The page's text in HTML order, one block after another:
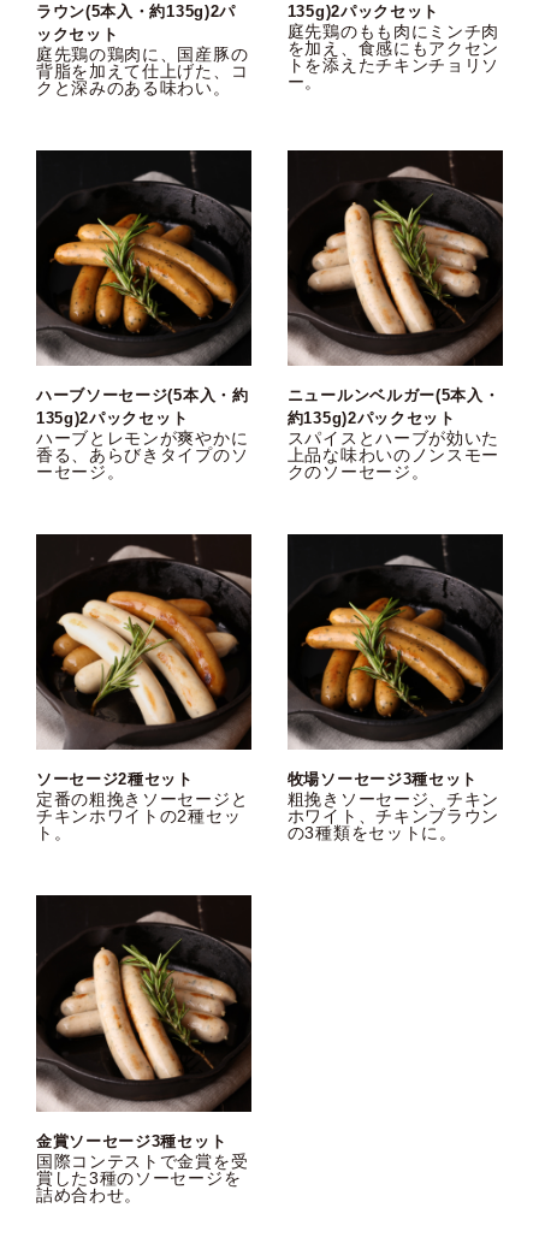
ラウン(5本入・約135g)2パ
ックセット
庭先鶏の鶏肉に、国産豚の
背脂を加えて仕上げた、コ
クと深みのある味わい。
135g)2パックセット
庭先鶏のもも肉にミンチ肉
を加え、食感にもアクセン
トを添えたチキンチョリソ
ー。
ハーブソーセージ(5本入・約
135g)2パックセット
ハーブとレモンが爽やかに
香る、あらびきタイプのソ
ーセージ。
ニュールンベルガー(5本入・
約135g)2パックセット
スパイスとハーブが効いた
上品な味わいのノンスモー
クのソーセージ。
ソーセージ2種セット
定番の粗挽きソーセージと
チキンホワイトの2種セッ
ト。
牧場ソーセージ3種セット
粗挽きソーセージ、チキン
ホワイト、チキンブラウン
の3種類をセットに。
金賞ソーセージ3種セット
国際コンテストで金賞を受
賞した3種のソーセージを
詰め合わせ。